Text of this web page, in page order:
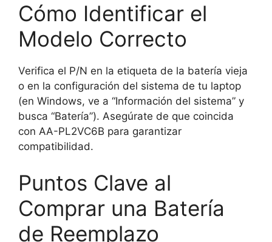
Cómo Identificar el
Modelo Correcto
Verifica el P/N en la etiqueta de la batería vieja
o en la configuración del sistema de tu laptop
(en Windows, ve a “Información del sistema” y
busca “Batería”). Asegúrate de que coincida
con AA-PL2VC6B para garantizar
compatibilidad.
Puntos Clave al
Comprar una Batería
de Reemplazo